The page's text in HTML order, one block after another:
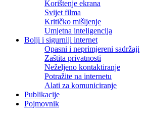
Korištenje ekrana
Svijet filma
Kritičko mišljenje
Umjetna inteligencija
Bolji i sigurniji internet
Opasni i neprimjereni sadržaji
Zaštita privatnosti
Neželjeno kontaktiranje
Potražite na internetu
Alati za komuniciranje
Publikacije
Pojmovnik